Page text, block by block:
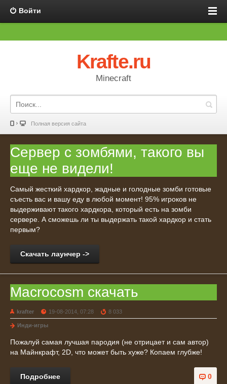
Войти
Krafte.ru
Minecraft
Полная версия сайта
Сервер с зомбями, такого вы
еще не видели!
Самый жесткий хардкор, жадные и голодные зомби готовые
съесть вас и вашу еду в любой момент! 95% игроков не
выдерживают такого хардкора, который есть на зомби
сервере. А сможешь ли ты выдержать такой хардкор и стать
первым?
Скачать лаунчер ->
Macrocosm скачать
krafter 19-08-2014, 07:28 8 033
Инди-игры
Пожалуй самая лучшая пародия (не отрицает и сам автор)
на Майнкрафт, 2D, что может быть хуже? Копаем глубже!
0
Подробнее